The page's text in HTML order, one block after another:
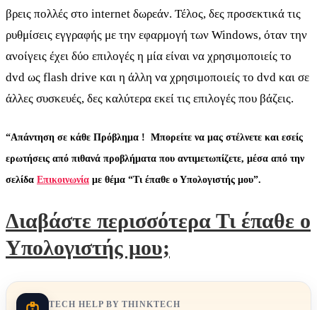
βρεις πολλές στο internet δωρεάν. Τέλος, δες προσεκτικά τις
ρυθμίσεις εγγραφής με την εφαρμογή των Windows, όταν την
ανοίγεις έχει δύο επιλογές η μία είναι να χρησιμοποιείς το
dvd ως flash drive και η άλλη να χρησιμοποιείς το dvd και σε
άλλες συσκευές, δες καλύτερα εκεί τις επιλογές που βάζεις.
“Απάντηση σε κάθε Πρόβλημα ! Μπορείτε να μας στέλνετε και εσείς
ερωτήσεις από πιθανά προβλήματα που αντιμετωπίζετε, μέσα από την
σελίδα Επικοινωνία με θέμα “Τι έπαθε ο Υπολογιστής μου”.
Διαβάστε περισσότερα Τι έπαθε ο
Υπολογιστής μου;
TECH HELP BY THINKTECH